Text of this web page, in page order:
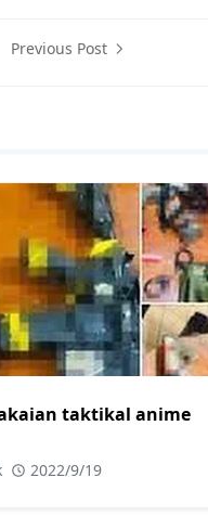
Previous Post
taktikal anime
2022/9/19